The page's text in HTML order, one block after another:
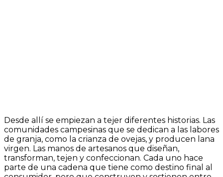
Desde allí se empiezan a tejer diferentes historias. Las
comunidades campesinas que se dedican a las labores
de granja, como la crianza de ovejas, y producen lana
virgen. Las manos de artesanos que diseñan,
transforman, tejen y confeccionan. Cada uno hace
parte de una cadena que tiene como destino final al